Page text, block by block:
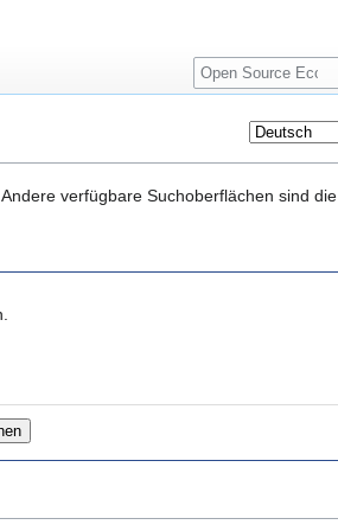
verfügbare Suchoberflächen sind die
Suche